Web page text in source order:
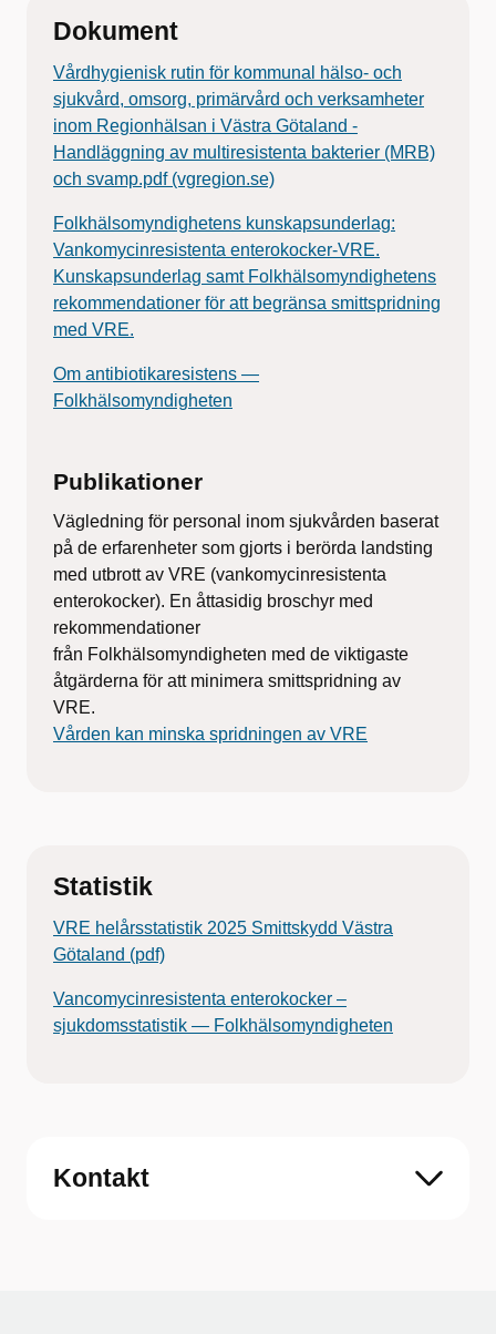
Dokument
Vårdhygienisk rutin för kommunal hälso- och
sjukvård, omsorg, primärvård och verksamheter
inom Regionhälsan i Västra Götaland -
Handläggning av multiresistenta bakterier (MRB)
och svamp.pdf (vgregion.se)
Folkhälsomyndighetens kunskapsunderlag:
Vankomycinresistenta enterokocker-VRE.
Kunskapsunderlag samt Folkhälsomyndighetens
rekommendationer för att begränsa smittspridning
med VRE.
Om antibiotikaresistens —
Folkhälsomyndigheten
Publikationer
Vägledning för personal inom sjukvården baserat
på de erfarenheter som gjorts i berörda landsting
med utbrott av VRE (vankomycinresistenta
enterokocker). En åttasidig broschyr med
rekommendationer
från Folkhälsomyndigheten med de viktigaste
åtgärderna för att minimera smittspridning av
VRE.
Vården kan minska spridningen av VRE
Statistik
VRE helårsstatistik 2025 Smittskydd Västra
Götaland (pdf)
Vancomycinresistenta enterokocker –
sjukdomsstatistik — Folkhälsomyndigheten
Kontakt